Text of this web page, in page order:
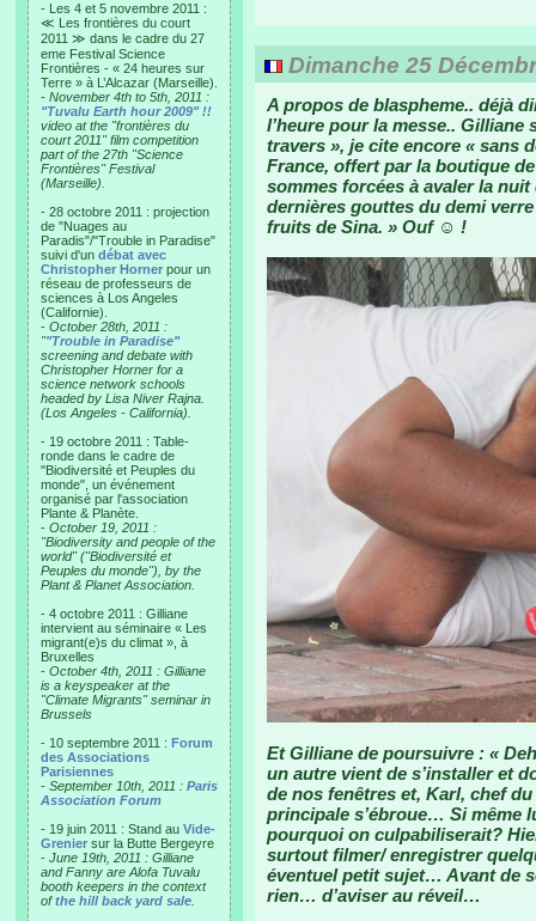
- Les 4 et 5 novembre 2011 :
≪ Les frontières du court
2011 ≫ dans le cadre du 27
eme Festival Science
Frontières - « 24 heures sur
Terre » à L’Alcazar (Marseille).
- November 4th to 5th, 2011 :
"Tuvalu Earth hour 2009" !!
video at the "frontières du
court 2011" film competition
part of the 27th "Science
Frontières" Festival
(Marseille).
- 28 octobre 2011 : projection
de "Nuages au
Paradis"/"Trouble in Paradise"
suivi d'un débat avec
Christopher Horner pour un
réseau de professeurs de
sciences à Los Angeles
(Californie).
- October 28th, 2011 :
""Trouble in Paradise"
screening and debate with
Christopher Horner for a
science network schools
headed by Lisa Niver Rajna.
(Los Angeles - California).
- 19 octobre 2011 : Table-
ronde dans le cadre de
"Biodiversité et Peuples du
monde", un événement
organisé par l'association
Plante & Planète.
- October 19, 2011 :
"Biodiversity and people of the
world" ("Biodiversité et
Peuples du monde"), by the
Plant & Planet Association.
- 4 octobre 2011 : Gilliane
intervient au séminaire « Les
migrant(e)s du climat », à
Bruxelles
- October 4th, 2011 : Gilliane
is a keyspeaker at the
"Climate Migrants" seminar in
Brussels
- 10 septembre 2011 : Forum
des Associations
Parisiennes
- September 10th, 2011 : Paris
Association Forum
- 19 juin 2011 : Stand au Vide-
Grenier sur la Butte Bergeyre
- June 19th, 2011 : Gilliane
and Fanny are Alofa Tuvalu
booth keepers in the context
ofthe hill back yard sale
Dimanche 25
A propos de blaspheme.. déjà
l’heure pour la messe.. Gilliane
travers », je cite encore « sans
France, offert par la boutique
sommes forcées à avaler la
dernières gouttes du demi
fruits de Sina. » Ouf ☺ !
Et Gilliane de poursuivre : «
un autre vient de s’installer et
de nos fenêtres et, Karl, chef
principale s’ébroue… Si même
pourquoi on culpabiliserait?
surtout filmer/ enregistrer
éventuel petit sujet… Avant de
rien… d’aviser au réveil…